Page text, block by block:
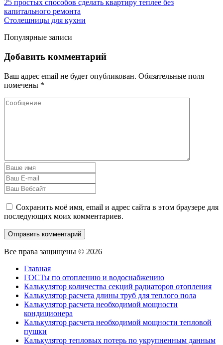
25 простых способов сделать квартиру теплее без
капитального ремонта
Столешницы для кухни
Популярные записи
Добавить комментарий
Ваш адрес email не будет опубликован. Обязательные поля
помечены *
Сохранить моё имя, email и адрес сайта в этом браузере для
последующих моих комментариев.
Все права защищены © 2026
Главная
ГОСТы по отоплению и водоснабжению
Калькулятор количества секций радиаторов отопления
Калькулятор расчета длины труб для теплого пола
Калькулятор расчета необходимой мощности
кондиционера
Калькулятор расчета необходимой мощности тепловой
пушки
Калькулятор тепловых потерь по укрупненным данным